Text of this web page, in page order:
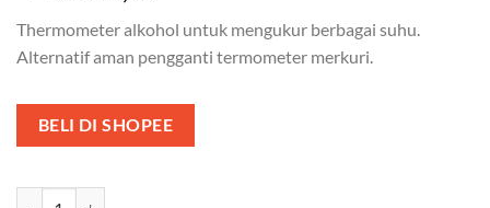
Thermometer alkohol untuk mengukur berbagai suhu.
Alternatif aman pengganti termometer merkuri.
BELI DI SHOPEE